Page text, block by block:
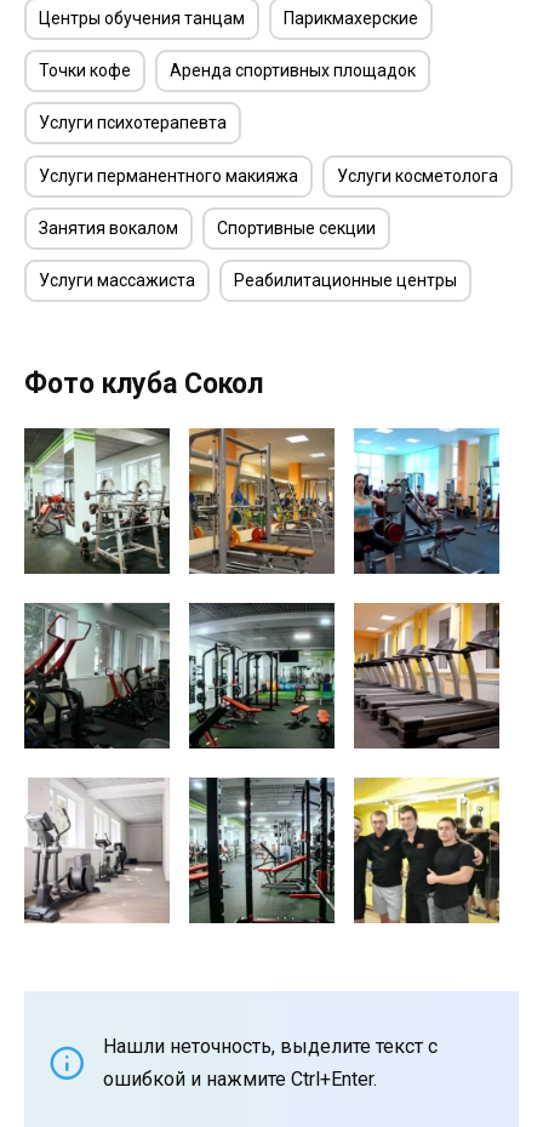
Центры обучения танцам Парикмахерские
Точки кофе Аренда спортивных площадок
Услуги психотерапевта
Услуги перманентного макияжа Услуги косметолога
Занятия вокалом Спортивные секции
Услуги массажиста Реабилитационные центры
Фото клуба Сокол
Нашли неточность, выделите текст с
ошибкой и нажмите Ctrl+Enter.